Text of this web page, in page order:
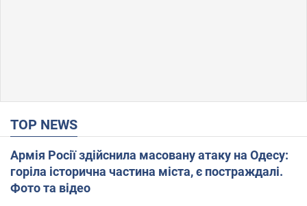
TOP NEWS
Армія Росії здійснила масовану атаку на Одесу:
горіла історична частина міста, є постраждалі.
Фото та відео